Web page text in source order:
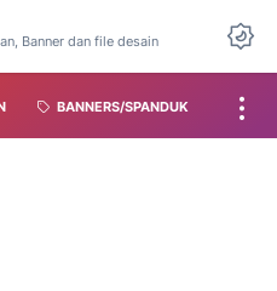
Banner dan file desain
BANNERS/SPANDUK